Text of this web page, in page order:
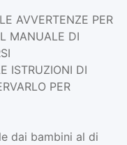
AVVERTENZE PER
MANUALE DI
ISTRUZIONI DI
PER
dai bambini al di